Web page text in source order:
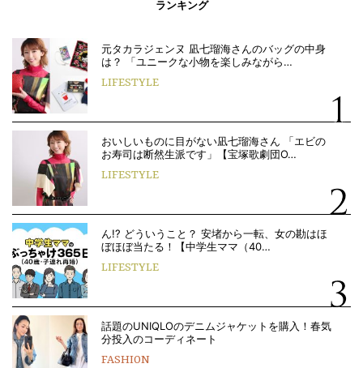
ランキング
元タカラジェンヌ 凪七瑠海さんのバッグの中身
は？ 「ユニークな小物を楽しみながら…
LIFESTYLE
おいしいものに目がない凪七瑠海さん 「エビの
お寿司は断然生派です」【宝塚歌劇団O…
LIFESTYLE
ん!? どういうこと？ 安堵から一転、女の勘はほ
ぼほぼ当たる！【中学生ママ（40…
LIFESTYLE
話題のUNIQLOのデニムジャケットを購入！春気
分投入のコーディネート
FASHION